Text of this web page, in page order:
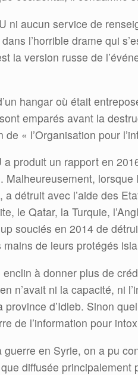
ni aucun service de
l’horrible drame qui
la version russe de
hangar où était
emparés avant la
« l’Organisation pour
a produit un rapport en
Malheureusement,
a détruit avec l’aide des
le Qatar, la Turquie,
souciés en 2014 de
de leurs protégés
enclin à donner plus de
n’avait ni la capacité, ni
province d’Idleb. Sinon
de l’information pour
en Syrie, on a pu
diffusée principalement